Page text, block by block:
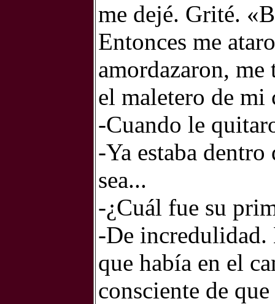
me dejé. Grité.
Entonces me
amordazaron,
el maletero de mi
-Cuando le
-Ya estaba
sea...
-¿Cuál fue su
-De incredulidad.
que había en el
consciente de